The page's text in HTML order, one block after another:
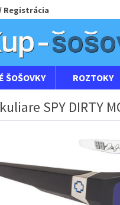
Registrácia
ŠOŠOVKY ROZTOKY
SPY DIRTY